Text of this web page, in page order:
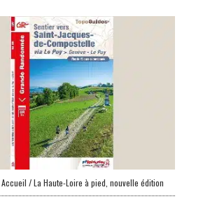
Accueil / La Haute-Loire à pied, nouvelle édition